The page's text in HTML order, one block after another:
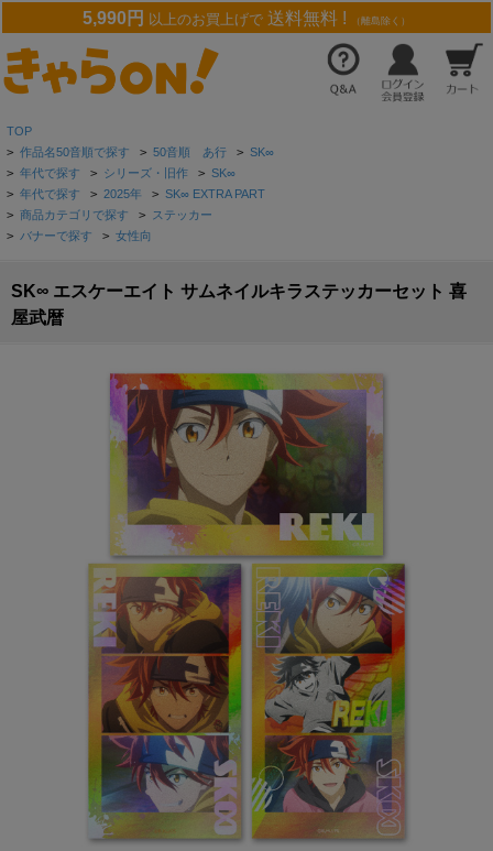
5,990円 以上のお買上げで 送料無料 ! （離島除く）
TOP
> 作品名50音順で探す > 50音順 あ行 > SK∞
> 年代で探す > シリーズ・旧作 > SK∞
> 年代で探す > 2025年 > SK∞ EXTRA PART
> 商品カテゴリで探す > ステッカー
> バナーで探す > 女性向
SK∞ エスケーエイト サムネイルキラステッカーセット 喜
屋武暦